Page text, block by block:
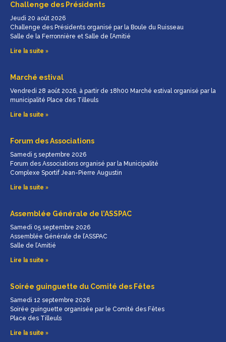
Challenge des Présidents
Jeudi 20 août 2026
Challenge des Présidents organisé par la Boule du Ruisseau
Salle de la Ferronnière et Salle de l’Amitié
Lire la suite »
Marché estival
Vendredi 28 août 2026, à partir de 18h00 Marché estival organisé par la
municipalité Place des Tilleuls
Lire la suite »
Forum des Associations
Samedi 5 septembre 2026
Forum des Associations organisé par la Municipalité
Complexe Sportif Jean-Pierre Augustin
Lire la suite »
Assemblée Générale de l’ASSPAC
Samedi 05 septembre 2026
Assemblée Générale de l’ASSPAC
Salle de l’Amitié
Lire la suite »
Soirée guinguette du Comité des Fêtes
Samedi 12 septembre 2026
Soirée guinguette organisée par le Comité des Fêtes
Place des Tilleuls
Lire la suite »